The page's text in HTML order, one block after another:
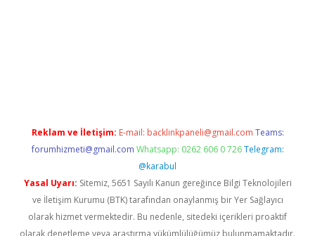
Reklam ve İletişim: E-mail: backlinkpaneli@gmail.com Teams:
forumhizmeti@gmail.com Whatsapp: 0262 606 0 726 Telegram:
@karabul
Yasal Uyarı: Sitemiz, 5651 Sayılı Kanun gereğince Bilgi Teknolojileri
ve İletişim Kurumu (BTK) tarafından onaylanmış bir Yer Sağlayıcı
olarak hizmet vermektedir. Bu nedenle, sitedeki içerikleri proaktif
olarak denetleme veya araştırma yükümlülüğümüz bulunmamaktadır.